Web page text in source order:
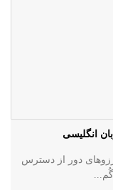
انگلیسی
دور از دسترس